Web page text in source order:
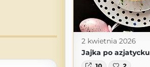
2 kwietnia 2026
Jajka po azjatycku